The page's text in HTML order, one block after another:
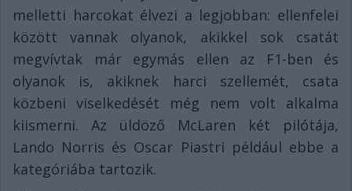
melletti harcokat élvezi a legjobban: ellenfelei
között vannak olyanok, akikkel sok csatát
megvívtak már egymás ellen az F1-ben és
olyanok is, akiknek harci szellemét, csata
közbeni viselkedését még nem volt alkalma
kiismerni. Az üldöző McLaren két pilótája,
Lando Norris és Oscar Piastri például ebbe a
kategóriába tartozik.